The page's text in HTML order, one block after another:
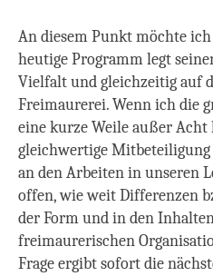
An diesem Punkt möchte
heutige Programm legt
Vielfalt und gleichzeitig auf
Freimaurerei. Wenn ich die
eine kurze Weile außer Acht
gleichwertige
an den Arbeiten in unseren
offen, wie weit Differenzen
der Form und in den
freimaurerischen
Frage ergibt sofort die